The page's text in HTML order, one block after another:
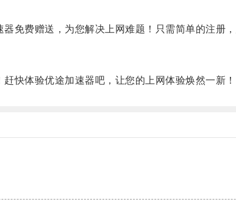
费赠送，为您解决上网难题！只需简单的注册
体验优途加速器吧，让您的上网体验焕然一新！